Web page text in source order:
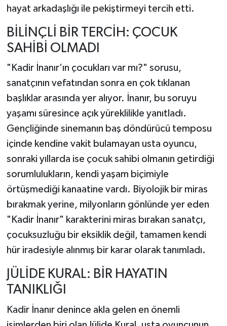
hayat arkadaşlığı ile pekiştirmeyi tercih etti.
BİLİNÇLİ BİR TERCİH: ÇOCUK
SAHİBİ OLMADI
"Kadir İnanır’ın çocukları var mı?" sorusu,
sanatçının vefatından sonra en çok tıklanan
başlıklar arasında yer alıyor. İnanır, bu soruyu
yaşamı süresince açık yüreklilikle yanıtladı.
Gençliğinde sinemanın baş döndürücü temposu
içinde kendine vakit bulamayan usta oyuncu,
sonraki yıllarda ise çocuk sahibi olmanın getirdiği
sorumlulukların, kendi yaşam biçimiyle
örtüşmediği kanaatine vardı. Biyolojik bir miras
bırakmak yerine, milyonların gönlünde yer eden
"Kadir İnanır" karakterini miras bırakan sanatçı,
çocuksuzluğu bir eksiklik değil, tamamen kendi
hür iradesiyle alınmış bir karar olarak tanımladı.
JÜLİDE KURAL: BİR HAYATIN
TANIKLIĞI
Kadir İnanır denince akla gelen en önemli